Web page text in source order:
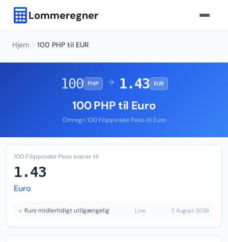
Lommeregner
Hjem 100 PHP til EUR
100 PHP → 1.43 EUR
100 PHP til Euro
Omregn 100 Filippinske Peso til Euro
100 Filippinske Peso svarer til
1.43
Euro
Kurs midlertidigt utilgængelig Live 7. August 2026